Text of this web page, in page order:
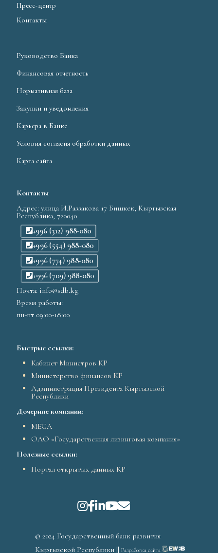
Пресс-центр
Контакты
Руководство Банка
Финансовая отчетность
Нормативная база
Закупки и уведомления
Карьера в Банке
Условия согласия обработки данных
Карта сайта
Контакты
Адрес: улица И.Раззакова 17 Бишкек, Кыргызская
Республика, 720040
+996 (312) 988-080
+996 (554) 988-080
+996 (774) 988-080
+996 (709) 988-080
Почта: info@sdb.kg
Время работы:
пн-пт 09:00-18:00
Быстрые ссылки:
Кабинет Министров КР
Министерство финансов КР
Администрация Президента Кыргызской
Республики
Дочерние компании:
MEGA
ОАО «Государственная лизинговая компания»
Полезные ссылки:
Портал открытых данных КР
© 2024 Государственный банк развития
Кыргызской Республики ||Разработка сайта